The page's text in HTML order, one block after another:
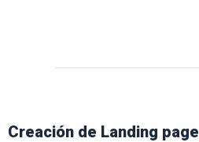
Creación de Landing page